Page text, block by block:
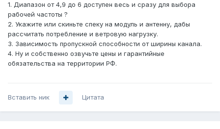
1. Диапазон от 4,9 до 6 доступен весь и сразу для выбора
рабочей частоты ?
2. Укажите или скиньте спеку на модуль и антенну, дабы
рассчитать потребление и ветровую нагрузку.
3. Зависимость пропускной способности от ширины канала.
4. Ну и собственно озвучьте цены и гарантийные
обязательства на территории РФ.
Вставить ник Цитата